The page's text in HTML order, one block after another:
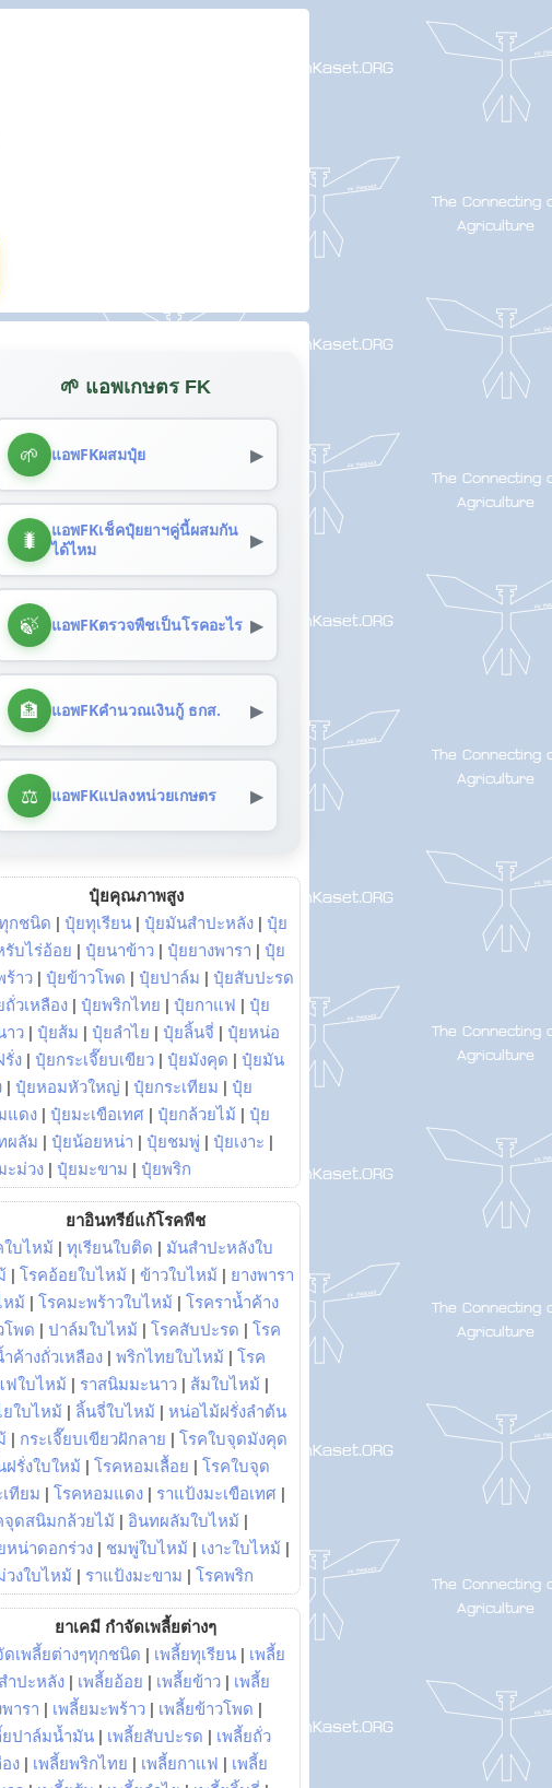
🌱 แอพเกษตร FK
🌱 แอพFKผสมปุ๋ย ▶
🐛
แอพFKเช็คปุ๋ยยาฯคู่นี้ผสมกัน
ได้ไหม
▶
🍃 แอพFKตรวจพืชเป็นโรคอะไร ▶
🏦 แอพFKคำนวณเงินกู้ ธกส. ▶
⚖️ แอพFKแปลงหน่วยเกษตร ▶
ปุ๋ยคุณภาพสูง
กชนิด | ปุ๋ยทุเรียน | ปุ๋ยมันสำปะหลัง | ปุ๋ย
รับไร่อ้อย | ปุ๋ยนาข้าว | ปุ๋ยยางพารา | ปุ๋ย
ร้าว | ปุ๋ยข้าวโพด | ปุ๋ยปาล์ม | ปุ๋ยสับปะรด
ถั่วเหลือง | ปุ๋ยพริกไทย | ปุ๋ยกาแฟ | ปุ๋ย
าว | ปุ๋ยส้ม | ปุ๋ยลำไย | ปุ๋ยลิ้นจี่ | ปุ๋ยหน่อ
รั่ง | ปุ๋ยกระเจี๊ยบเขียว | ปุ๋ยมังคุด | ปุ๋ยมัน
| ปุ๋ยหอมหัวใหญ่ | ปุ๋ยกระเทียม | ปุ๋ย
แดง | ปุ๋ยมะเขือเทศ | ปุ๋ยกล้วยไม้ | ปุ๋ย
ผลัม | ปุ๋ยน้อยหน่า | ปุ๋ยชมพู่ | ปุ๋ยเงาะ |
ะม่วง | ปุ๋ยมะขาม | ปุ๋ยพริก
ยาอินทรีย์แก้โรคพืช
ใบไหม้ | ทุเรียนใบติด | มันสำปะหลังใบ
| โรคอ้อยใบไหม้ | ข้าวใบไหม้ | ยางพารา
หม้ | โรคมะพร้าวใบไหม้ | โรคราน้ำค้าง
โพด | ปาล์มใบไหม้ | โรคสับปะรด | โรค
ำค้างถั่วเหลือง | พริกไทยใบไหม้ | โรค
ฟใบไหม้ | ราสนิมมะนาว | ส้มใบไหม้ |
ยใบไหม้ | ลิ้นจี่ใบไหม้ | หน่อไม้ฝรั่งลำต้น
| กระเจี๊ยบเขียวฝักลาย | โรคใบจุดมังคุด
ฝรั่งใบใหม้ | โรคหอมเลื้อย | โรคใบจุด
เทียม | โรคหอมแดง | ราแป้งมะเขือเทศ |
จุดสนิมกล้วยไม้ | อินทผลัมใบไหม้ |
หน่าดอกร่วง | ชมพู่ใบไหม้ | เงาะใบไหม้ |
วงใบไหม้ | ราแป้งมะขาม | โรคพริก
ยาเคมี กำจัดเพลี้ยต่างๆ
ดเพลี้ยต่างๆทุกชนิด | เพลี้ยทุเรียน | เพลี้ย
ำปะหลัง | เพลี้ยอ้อย | เพลี้ยข้าว | เพลี้ย
พารา | เพลี้ยมะพร้าว | เพลี้ยข้าวโพด |
ยปาล์มน้ำมัน | เพลี้ยสับปะรด | เพลี้ยถั่ว
ง | เพลี้ยพริกไทย | เพลี้ยกาแฟ | เพลี้ย